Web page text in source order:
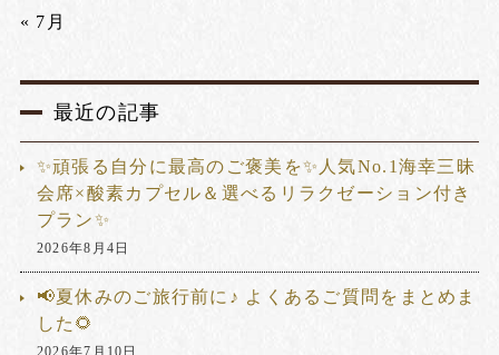
« 7月
最近の記事
✨頑張る自分に最高のご褒美を✨人気No.1海幸三昧
会席×酸素カプセル＆選べるリラクゼーション付き
プラン✨
2026年8月4日
📢夏休みのご旅行前に♪ よくあるご質問をまとめま
した🌻
2026年7月10日